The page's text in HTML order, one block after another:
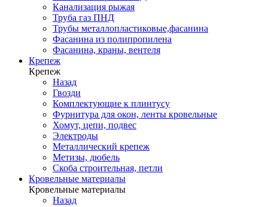
Канализация рыжая
Труба газ ПНД
Трубы металлопластиковые,фасанина
Фасанина из полипропилена
Фасанина, краны, вентеля
Крепеж
Крепеж
Назад
Гвозди
Комплектующие к плинтусу
Фурнитура для окон, ленты кровельные
Хомут, цепи, подвес
Электроды
Металлический крепеж
Метизы, дюбель
Скоба строительная, петли
Кровельные материалы
Кровельные материалы
Назад